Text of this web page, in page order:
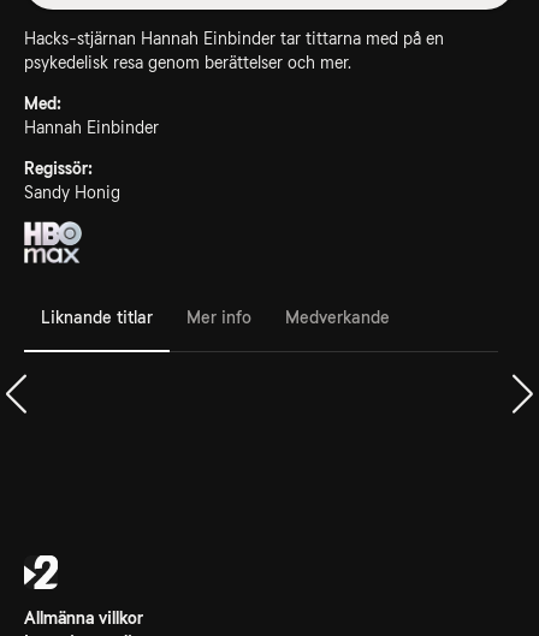
Hacks-stjärnan Hannah Einbinder tar tittarna med på en
psykedelisk resa genom berättelser och mer.
Med:
Hannah Einbinder
Regissör:
Sandy Honig
Liknande titlar Mer info Medverkande
Allmänna villkor